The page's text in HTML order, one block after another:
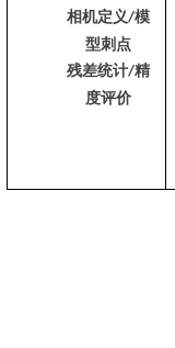
相机定义/模
型刺点
残差统计/精
度评价